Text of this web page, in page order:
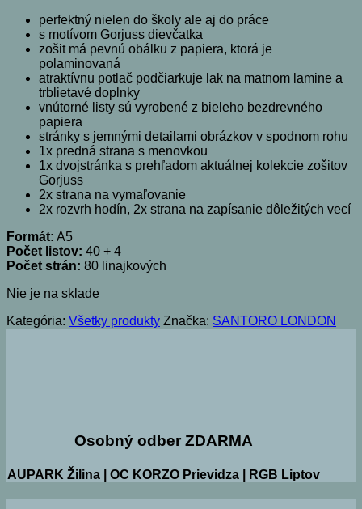
perfektný nielen do školy ale aj do práce
s motívom Gorjuss dievčatka
zošit má pevnú obálku z papiera, ktorá je
polaminovaná
atraktívnu potlač podčiarkuje lak na matnom lamine a
trblietavé doplnky
vnútorné listy sú vyrobené z bieleho bezdrevného
papiera
stránky s jemnými detailami obrázkov v spodnom rohu
1x predná strana s menovkou
1x dvojstránka s prehľadom aktuálnej kolekcie zošitov
Gorjuss
2x strana na vymaľovanie
2x rozvrh hodín, 2x strana na zapísanie dôležitých vecí
Formát: A5
Počet listov: 40 + 4
Počet strán: 80 linajkových
Nie je na sklade
Kategória: Všetky produkty Značka: SANTORO LONDON
Osobný odber ZDARMA
AUPARK Žilina | OC KORZO Prievidza | RGB Liptov